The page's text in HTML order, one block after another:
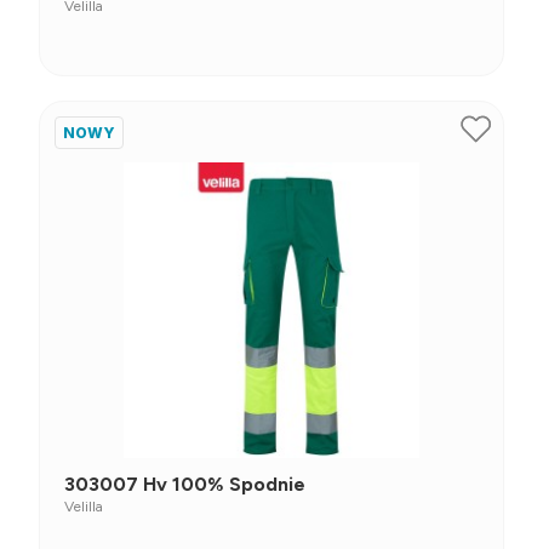
Velilla
NOWY
303007 Hv 100% Spodnie
Velilla